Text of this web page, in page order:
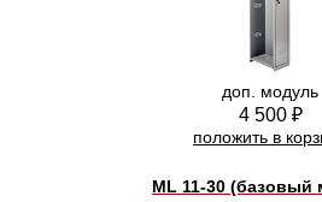
доп. модуль
4 500 ₽
положить в
ML 11-30 (базовый